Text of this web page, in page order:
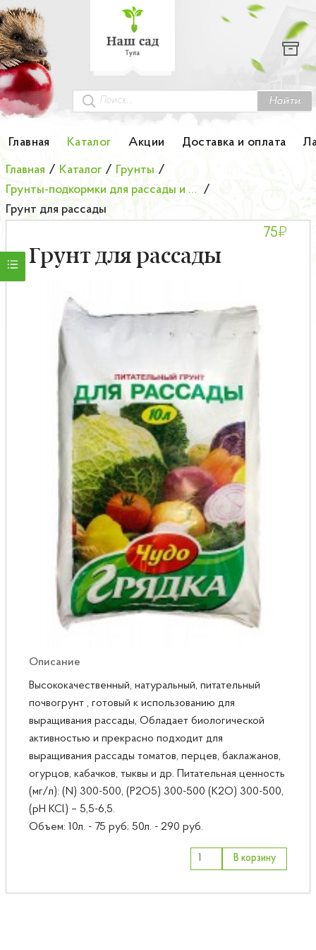
Найти
Главная Каталог Акции Доставка и оплата
Каталог
Гортензии
Грунты
Колоновидные деревья
Лук-севок
Мини-деревья
НОВИНКА Английские и Японские розы
Саженцы плодовые
Главная / Каталог / Грунты /
Грунты-подкормки для рассады и овощных культур серии /
Грунт для рассады
Грунт для рассады
75₽
Описание
Высококачественный, натуральный, питательный
почвогрунт , готовый к использованию для
выращивания рассады, Обладает биологической
активностью и прекрасно подходит для
выращивания рассады томатов, перцев, баклажанов,
огурцов, кабачков, тыквы и др. Питательная ценность
(мг/л): (N) 300-500, (P2O5) 300-500 (K2O) 300-500,
(pH KCl) – 5,5-6,5.
Объем: 10л. - 75 руб; 50л. - 290 руб.
В корзину